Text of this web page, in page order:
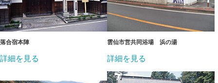
落合宿本陣
詳細を見る
雲仙市営共同浴場 浜の湯
詳細を見る